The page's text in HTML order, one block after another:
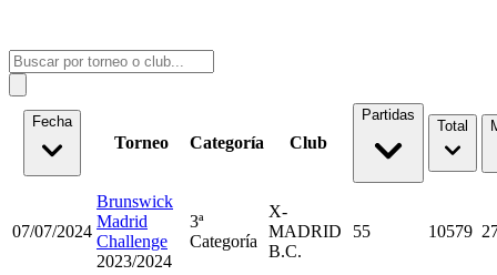
Fecha
Torneo Categoría Club
Partidas
Total
07/07/2024
Brunswick
Madrid
Challenge
2023/2024
3ª
Categoría
X-
MADRID
B.C.
55 10579